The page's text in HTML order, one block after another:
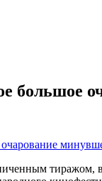
большое
тиражом,